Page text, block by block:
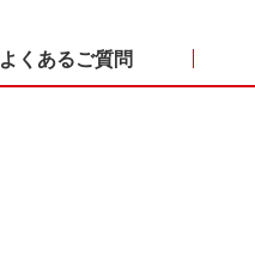
よくあるご質問